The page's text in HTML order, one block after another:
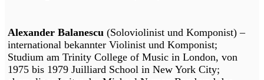
Alexander Balanescu (Soloviolinist und Komponist) –
international bekannter Violinist und Komponist;
Studium am Trinity College of Music in London, von
1975 bis 1979 Juilliard School in New York City;